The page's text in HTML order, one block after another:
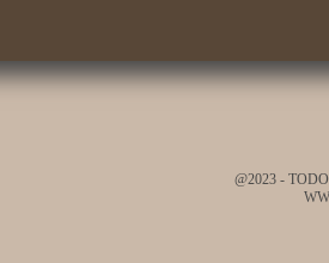
@2023 -